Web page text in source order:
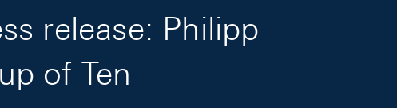
release: Philipp
of Ten